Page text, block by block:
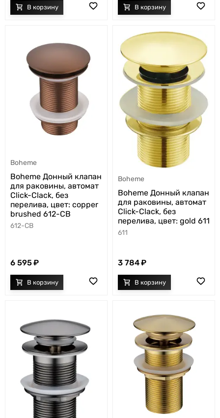
Boheme
Boheme Донный клапан
для раковины, автомат
Click-Clack, без
перелива, цвет: copper
brushed 612-CB
612-CB
6 595
Boheme
Boheme Донный клапан
для раковины, автомат
Click-Clack, без
перелива, цвет: gold 611
611
3 784